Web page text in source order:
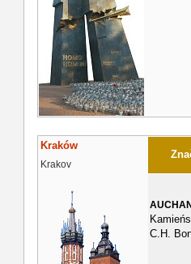
Kraków
Krakov
C.H.